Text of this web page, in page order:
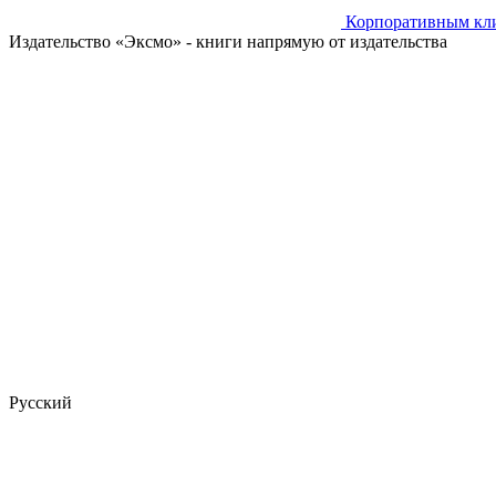
Корпоративным
Издательство «Эксмо» - книги напрямую от издательства
Русский